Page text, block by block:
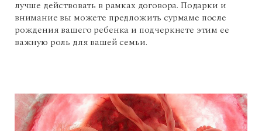
лучше действовать в рамках договора. Подарки и
внимание вы можете предложить сурмаме после
рождения вашего ребенка и подчеркнете этим ее
важную роль для вашей семьи.